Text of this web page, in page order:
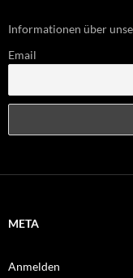
Informationen über
Email
META
Anmelden